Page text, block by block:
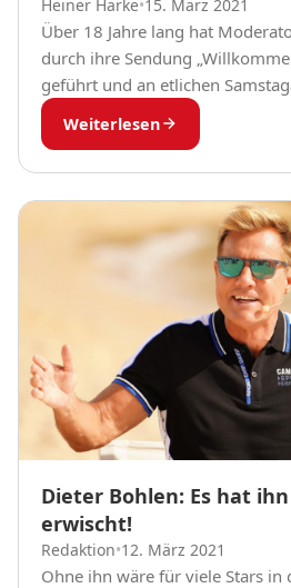
Heiner Harke•15. März 2021
Über 18 Jahre lang hat
durch ihre Sendung
geführt und an etlichen
ausgelassene Stimmung
war die Sendung immer...
Weiterlesen
Dieter Bohlen: Es hat
erwischt!
Redaktion•12. März 2021
Ohne ihn wäre für viele Stars in